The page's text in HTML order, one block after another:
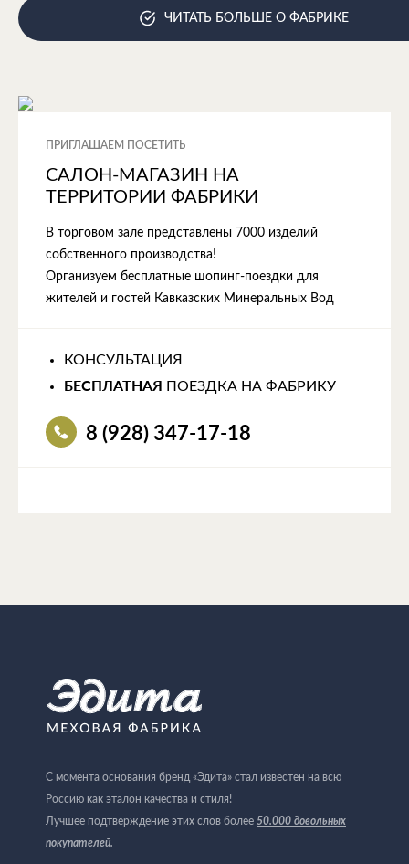
ЧИТАТЬ БОЛЬШЕ О ФАБРИКЕ
ПРИГЛАШАЕМ ПОСЕТИТЬ
САЛОН-МАГАЗИН НА
ТЕРРИТОРИИ ФАБРИКИ
В торговом зале представлены 7000 изделий
собственного производства!
Организуем бесплатные шопинг-поездки для
жителей и гостей Кавказских Минеральных Вод
КОНСУЛЬТАЦИЯ
БЕСПЛАТНАЯ ПОЕЗДКА НА ФАБРИКУ
8 (928) 347-17-18
С момента основания бренд «Эдита» стал известен на всю
Россию как эталон качества и стиля!
Лучшее подтверждение этих слов более 50.000 довольных
покупателей.